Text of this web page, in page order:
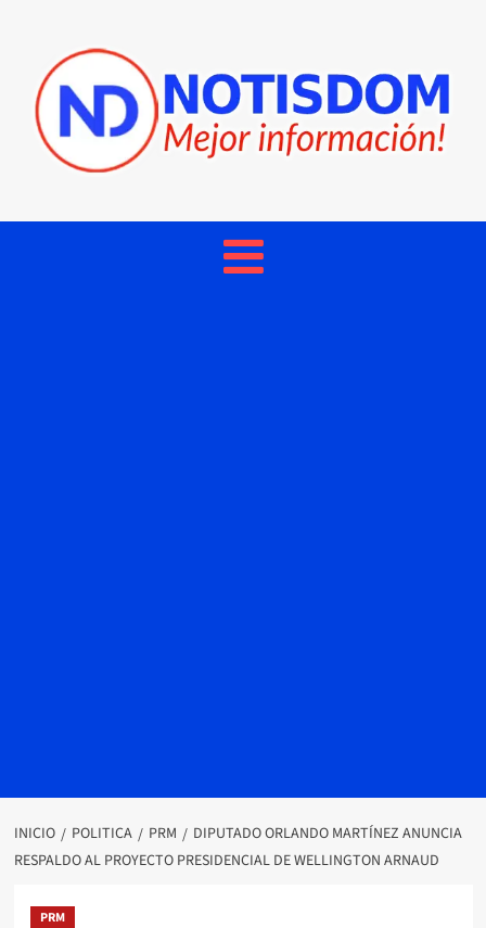
INICIO POLITICA PRM
DIPUTADO ORLANDO MARTÍNEZ ANUNCIA
RESPALDO AL PROYECTO PRESIDENCIAL DE WELLINGTON ARNAUD
PRM